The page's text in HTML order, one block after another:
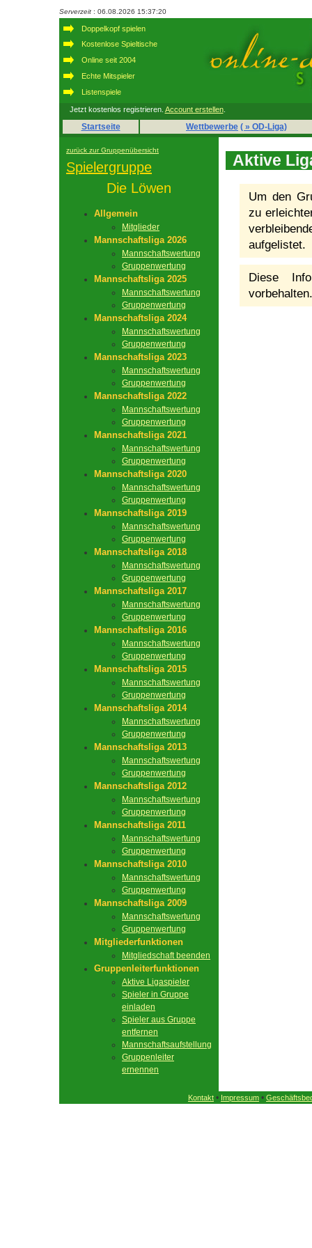
Serverzeit : 06.08.2026 15:37:20
Doppelkopf spielen
Kostenlose Spieltische
Online seit 2004
Echte Mitspieler
Listenspiele
Jetzt kostenlos registrieren. Account erstellen.
Startseite Wettbewerbe ( » OD-Liga)
zurück zur Gruppenübersicht
Spielergruppe
Die Löwen
Allgemein
Mitglieder
Mannschaftsliga 2026
Mannschaftswertung
Gruppenwertung
Mannschaftsliga 2025
Mannschaftswertung
Gruppenwertung
Mannschaftsliga 2024
Mannschaftswertung
Gruppenwertung
Mannschaftsliga 2023
Mannschaftswertung
Gruppenwertung
Mannschaftsliga 2022
Mannschaftswertung
Gruppenwertung
Mannschaftsliga 2021
Mannschaftswertung
Gruppenwertung
Mannschaftsliga 2020
Mannschaftswertung
Gruppenwertung
Mannschaftsliga 2019
Mannschaftswertung
Gruppenwertung
Mannschaftsliga 2018
Mannschaftswertung
Gruppenwertung
Mannschaftsliga 2017
Mannschaftswertung
Gruppenwertung
Mannschaftsliga 2016
Mannschaftswertung
Gruppenwertung
Mannschaftsliga 2015
Mannschaftswertung
Gruppenwertung
Mannschaftsliga 2014
Mannschaftswertung
Gruppenwertung
Mannschaftsliga 2013
Mannschaftswertung
Gruppenwertung
Mannschaftsliga 2012
Mannschaftswertung
Gruppenwertung
Mannschaftsliga 2011
Mannschaftswertung
Gruppenwertung
Mannschaftsliga 2010
Mannschaftswertung
Gruppenwertung
Mannschaftsliga 2009
Mannschaftswertung
Gruppenwertung
Mitgliederfunktionen
Mitgliedschaft beenden
Gruppenleiterfunktionen
Aktive Ligaspieler
Spieler in Gruppe
einladen
Spieler aus Gruppe
entfernen
Mannschaftsaufstellung
Gruppenleiter
ernennen
Aktive
Um den
zu
aufgelistet.
Diese
vorbehalten.
Kontakt • Impressum •